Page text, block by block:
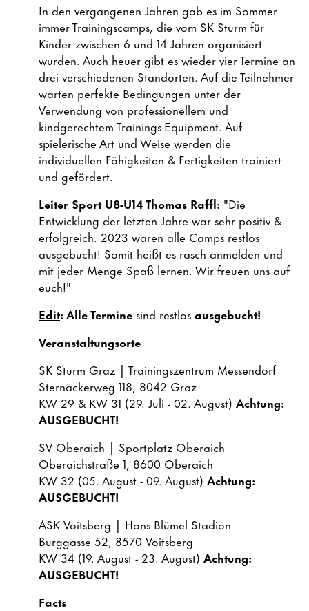
In den vergangenen Jahren gab es im Sommer
immer Trainingscamps, die vom SK Sturm für
Kinder zwischen 6 und 14 Jahren organisiert
wurden. Auch heuer gibt es wieder vier Termine an
drei verschiedenen Standorten. Auf die Teilnehmer
warten perfekte Bedingungen unter der
Verwendung von professionellem und
kindgerechtem Trainings-Equipment. Auf
spielerische Art und Weise werden die
individuellen Fähigkeiten & Fertigkeiten trainiert
und gefördert.
Leiter Sport U8-U14 Thomas Raffl: "Die
Entwicklung der letzten Jahre war sehr positiv &
erfolgreich. 2023 waren alle Camps restlos
ausgebucht! Somit heißt es rasch anmelden und
mit jeder Menge Spaß lernen. Wir freuen uns auf
euch!"
Edit: Alle Terminesind restlosausgebucht!
Veranstaltungsorte
SK Sturm Graz | Trainingszentrum Messendorf
Sternäckerweg 118, 8042 Graz
KW 29 & KW 31 (29. Juli - 02. August) Achtung:
AUSGEBUCHT!
SV Oberaich | Sportplatz Oberaich
Oberaichstraße 1, 8600 Oberaich
KW 32 (05. August - 09. August) Achtung:
AUSGEBUCHT!
ASK Voitsberg | Hans Blümel Stadion
Burggasse 52, 8570 Voitsberg
KW 34 (19. August - 23. August) Achtung:
AUSGEBUCHT!
Facts